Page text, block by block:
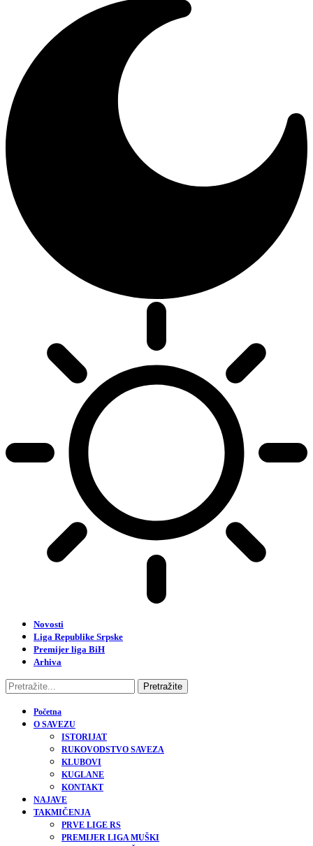
Novosti
Liga Republike Srpske
Premijer liga BiH
Arhiva
Početna
O SAVEZU
ISTORIJAT
RUKOVODSTVO SAVEZA
KLUBOVI
KUGLANE
KONTAKT
NAJAVE
TAKMIČENJA
PRVE LIGE RS
PREMIJER LIGA MUŠKI